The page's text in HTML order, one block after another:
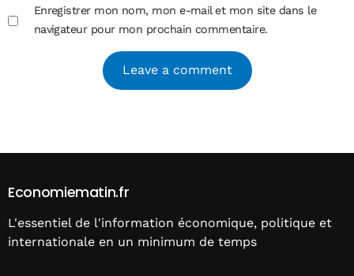
Enregistrer mon nom, mon e-mail et mon site dans le
navigateur pour mon prochain commentaire.
Economiematin.fr
L'essentiel de l'information économique, politique et
internationale en un minimum de temps